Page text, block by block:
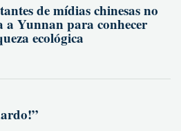
de mídias chinesas no
Yunnan para conhecer
ecológica